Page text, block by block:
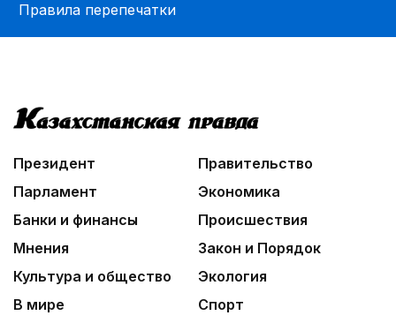
Правила перепечатки
Президент
Правительство
Парламент
Экономика
Банки и финансы
Происшествия
Мнения
Закон и Порядок
Культура и общество
Экология
В мире
Спорт